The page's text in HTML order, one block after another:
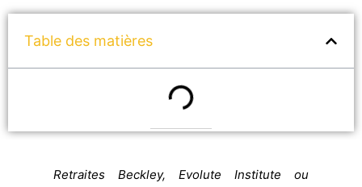
Table des matières
Retraites Beckley, Evolute Institute ou